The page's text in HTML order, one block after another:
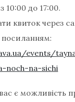
10:00 до 17:00.
квиток через
посиланням:
events/
noch-na-sichi
є можливість